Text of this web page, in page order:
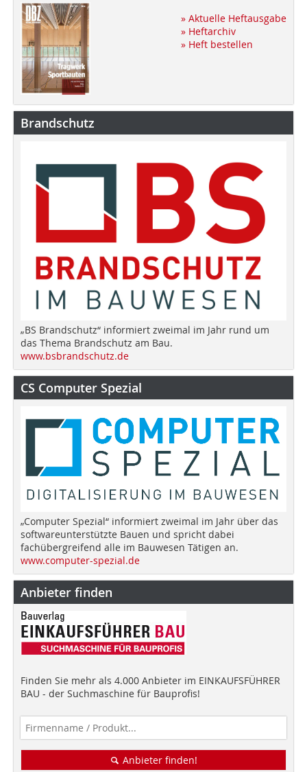
» Aktuelle Heftausgabe
» Heftarchiv
» Heft bestellen
Brandschutz
„BS Brandschutz“ informiert zweimal im Jahr rund um
das Thema Brandschutz am Bau.
www.bsbrandschutz.de
CS Computer Spezial
„Computer Spezial“ informiert zweimal im Jahr über das
softwareunterstützte Bauen und spricht dabei
fachübergreifend alle im Bauwesen Tätigen an.
www.computer-spezial.de
Anbieter finden
Finden Sie mehr als 4.000 Anbieter im EINKAUFSFÜHRER
BAU - der Suchmaschine für Bauprofis!
Anbieter finden!